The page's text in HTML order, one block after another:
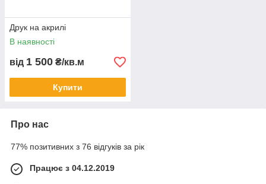
Друк на акрилі
В наявності
від 1 500 ₴/кв.м
Купити
Про нас
77% позитивних з 76 відгуків за рік
Працює з 04.12.2019